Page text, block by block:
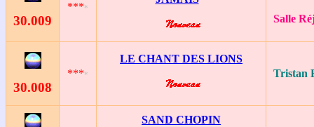
30.009
****
Salle
30.008
****
LE CHANT DES LIONS
Tristan
SAND CHOPIN